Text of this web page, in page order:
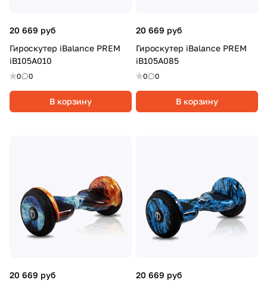
20 669 руб
Гироскутер iBalance PREM
iB105A010
0 0
В корзину
20 669 руб
Гироскутер iBalance PREM
iB105A085
0 0
В корзину
20 669 руб
20 669 руб